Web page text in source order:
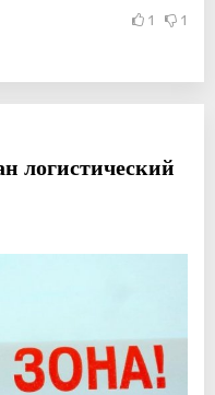
1 1
логистический